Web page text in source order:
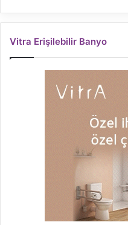
Vitra Erişilebilir Banyo